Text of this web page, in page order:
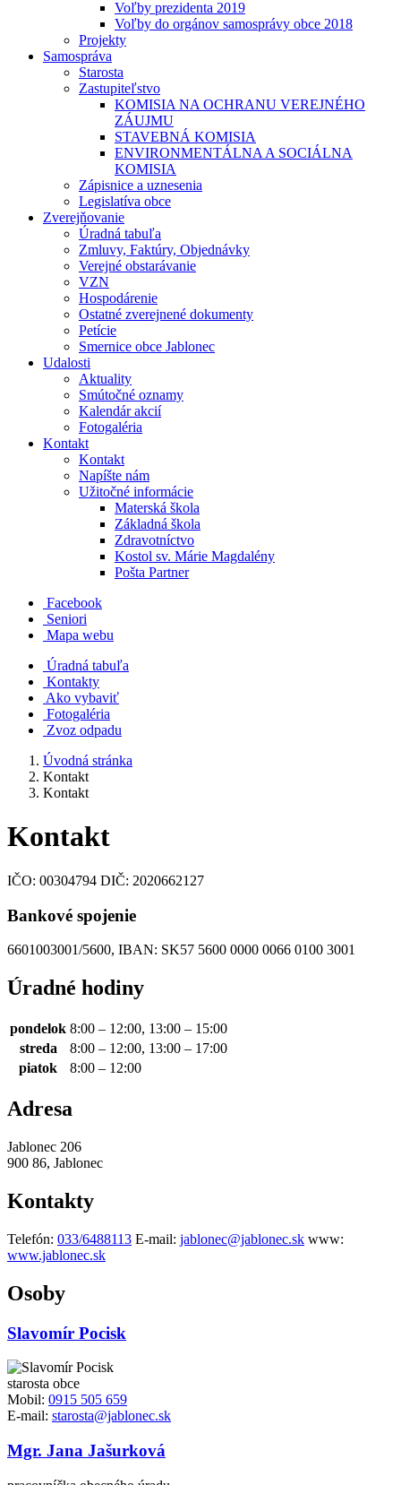
Voľby prezidenta 2019
Voľby do orgánov samosprávy obce 2018
Projekty
Samospráva
Starosta
Zastupiteľstvo
KOMISIA NA OCHRANU VEREJNÉHO
ZÁUJMU
STAVEBNÁ KOMISIA
ENVIRONMENTÁLNA A SOCIÁLNA
KOMISIA
Zápisnice a uznesenia
Legislatíva obce
Zverejňovanie
Úradná tabuľa
Zmluvy, Faktúry, Objednávky
Verejné obstarávanie
VZN
Hospodárenie
Ostatné zverejnené dokumenty
Petície
Smernice obce Jablonec
Udalosti
Aktuality
Smútočné oznamy
Kalendár akcií
Fotogaléria
Kontakt
Kontakt
Napíšte nám
Užitočné informácie
Materská škola
Základná škola
Zdravotníctvo
Kostol sv. Márie Magdalény
Pošta Partner
Facebook
Seniori
Mapa webu
Úradná tabuľa
Kontakty
Ako vybaviť
Fotogaléria
Zvoz odpadu
Úvodná stránka
Kontakt
Kontakt
Kontakt
IČO: 00304794 DIČ: 2020662127
Bankové spojenie
6601003001/5600, IBAN: SK57 5600 0000 0066 0100 3001
Úradné hodiny
pondelok 8:00 – 12:00, 13:00 – 15:00
streda
8:00 – 12:00, 13:00 – 17:00
piatok
8:00 – 12:00
Adresa
Jablonec 206
900 86, Jablonec
Kontakty
Telefón: 033/6488113 E-mail: jablonec@jablonec.sk www:
www.jablonec.sk
Osoby
Slavomír Pocisk
starosta obce
Mobil: 0915 505 659
E-mail: starosta@jablonec.sk
Mgr. Jana Jašurková